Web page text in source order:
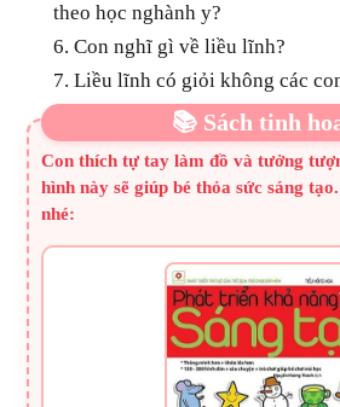
theo học nghành y?
6. Con nghĩ gì về liều lĩnh?
7. Liều lĩnh có giỏi không các
📚 Sách tinh
Con thích tự tay làm đồ và tưởng
hình này sẽ giúp bé thỏa sức sáng
nhé: